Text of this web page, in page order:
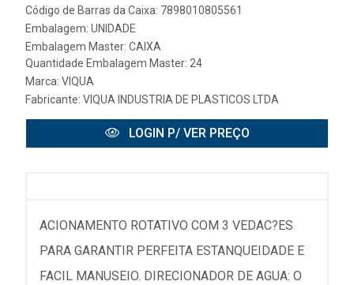
Código de Barras da Caixa: 7898010805561
Embalagem: UNIDADE
Embalagem Master: CAIXA
Quantidade Embalagem Master: 24
Marca: VIQUA
Fabricante: VIQUA INDUSTRIA DE PLASTICOS LTDA
LOGIN P/ VER PREÇO
ACIONAMENTO ROTATIVO COM 3 VEDAC?ES
PARA GARANTIR PERFEITA ESTANQUEIDADE E
FACIL MANUSEIO. DIRECIONADOR DE AGUA: O